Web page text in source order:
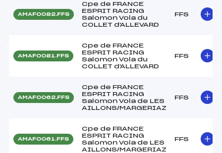
AMAF0082.FFS
Cpe de FRANCE
ESPRIT RACING
Salomon Vola du
COLLET d'ALLEVARD
FFS
AMAF0081.FFS
Cpe de FRANCE
ESPRIT RACING
Salomon Vola du
COLLET d'ALLEVARD
FFS
AMAF0062.FFS
Cpe de FRANCE
ESPRIT RACING
Salomon Vola de LES
AILLONS/MARGERIAZ
FFS
AMAF0061.FFS
Cpe de FRANCE
ESPRIT RACING
Salomon Vola de LES
AILLONS/MARGERIAZ
FFS